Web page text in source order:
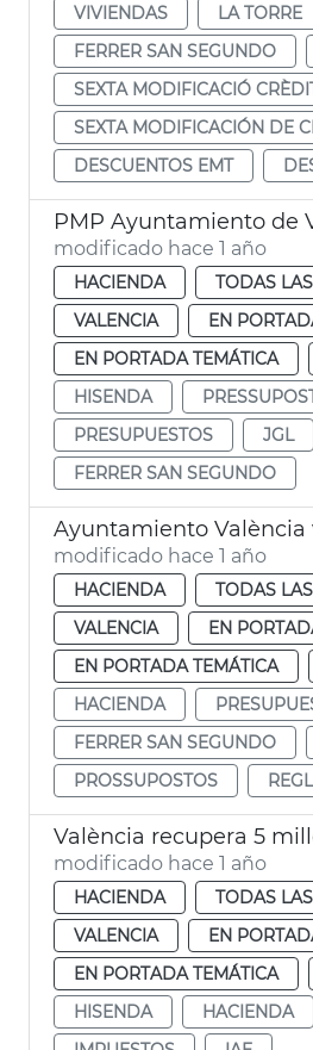
VIVIENDAS
LA TORRE
FERRER SAN SEGUNDO
SEXTA MODIFICACIÓ
SEXTA MODIFICACIÓN DE
DESCUENTOS EMT
modificado hace 1 año
HACIENDA
TODAS
VALENCIA
EN
EN PORTADA TEMÁTICA
HISENDA
PRESUPUESTOS
JGL
FERRER SAN SEGUNDO
modificado hace 1 año
HACIENDA
TODAS
VALENCIA
EN
EN PORTADA TEMÁTICA
HACIENDA
FERRER SAN SEGUNDO
PROSSUPOSTOS
modificado hace 1 año
HACIENDA
TODAS
VALENCIA
EN
EN PORTADA TEMÁTICA
HISENDA
HACIENDA